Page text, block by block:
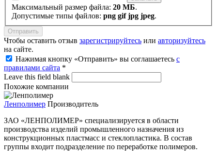
Максимальный размер файла: 20 МБ.
Допустимые типы файлов: png gif jpg jpeg.
Чтобы оставить отзыв зарегистрируйтесь или авторизуйтесь
на сайте.
Нажимая кнопку «Отправить» вы соглашаетесь с
правилами сайта *
Leave this field blank
Похожие компании
Ленполимер Производитель
ЗАО «ЛЕНПОЛИМЕР» специализируется в области
производства изделий промышленного назначения из
конструкционных пластмасс и стеклопластика. В состав
группы входит подразделение по переработке полимеров.